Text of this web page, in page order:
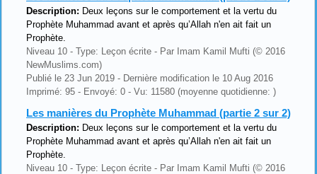
Description: Deux leçons sur le comportement et la vertu du
Prophète Muhammad avant et après qu’Allah n'en ait fait un
Prophète.
Niveau 10 - Type: Leçon écrite - Par Imam Kamil Mufti (© 2016
NewMuslims.com)
Publié le 23 Jun 2019 - Dernière modification le 10 Aug 2016
Imprimé: 95 - Envoyé: 0 - Vu: 11580 (moyenne quotidienne: )
Les manières du Prophète Muhammad (partie 2 sur 2)
Description: Deux leçons sur le comportement et la vertu du
Prophète Muhammad avant et après qu’Allah n'en ait fait un
Prophète.
Niveau 10 - Type: Leçon écrite - Par Imam Kamil Mufti (© 2016